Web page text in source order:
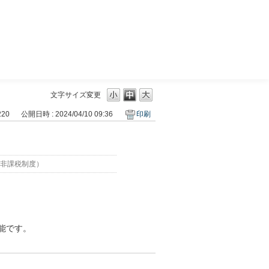
文字サイズ変更
公開日時 : 2024/04/10 09:36 印刷
課税制度）
す。